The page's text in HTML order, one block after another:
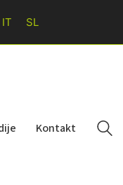
IT SL
Kontakt